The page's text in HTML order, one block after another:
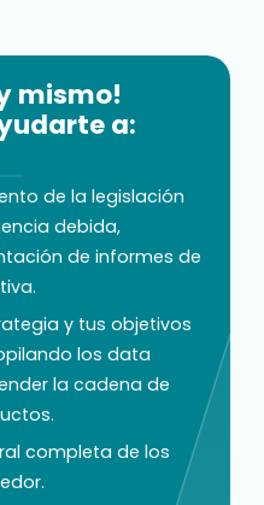
mismo!
a:
de la legislación
debida,
de informes de
y tus objetivos
los data
la cadena de
completa de los